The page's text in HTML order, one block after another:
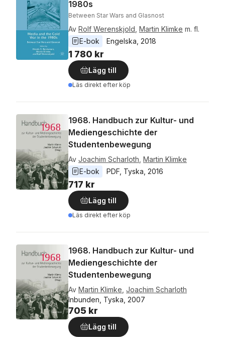
1980s
Between Star Wars and Glasnost
Av Rolf Werenskjold Martin Klimke m. fl.
E-bok
Engelska 2018
1 780 kr
Lägg till
Läs direkt efter köp
1968. Handbuch zur Kultur- und
Mediengeschichte der
Studentenbewegung
Av Joachim Scharloth Martin Klimke
E-bok
PDF Tyska 2016
717 kr
Lägg till
Läs direkt efter köp
1968. Handbuch zur Kultur- und
Mediengeschichte der
Studentenbewegung
Av Martin Klimke Joachim Scharloth
Inbunden, Tyska, 2007
705 kr
Lägg till